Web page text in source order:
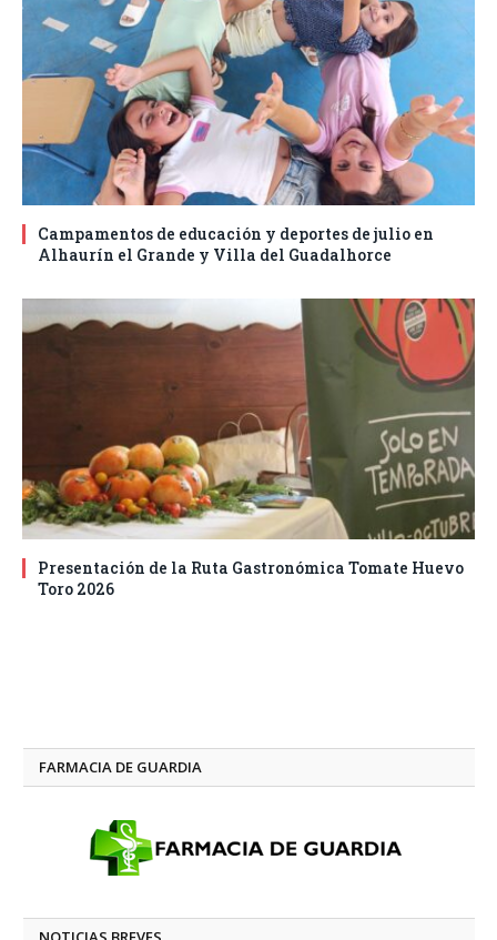
Campamentos de educación y deportes de julio en
Alhaurín el Grande y Villa del Guadalhorce
Presentación de la Ruta Gastronómica Tomate Huevo
Toro 2026
FARMACIA DE GUARDIA